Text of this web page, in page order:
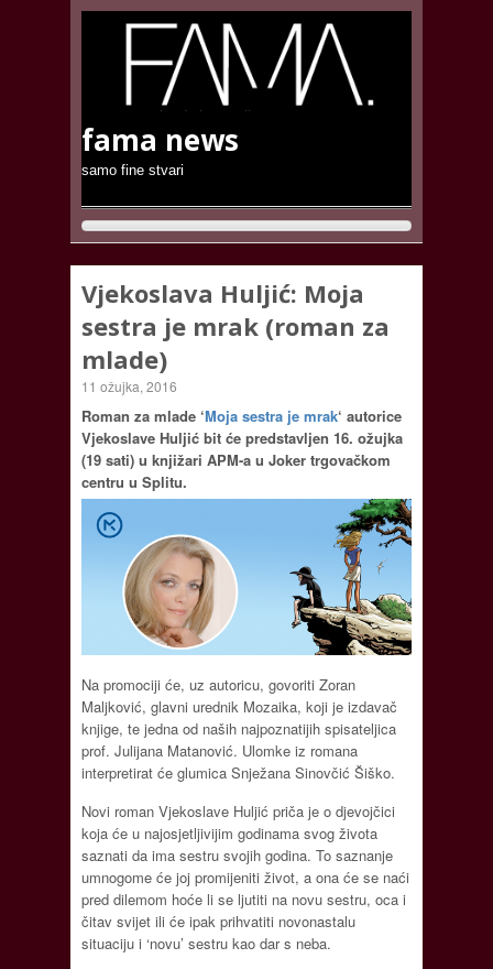
fama news
samo fine stvari
Vjekoslava Huljić: Moja
sestra je mrak (roman za
mlade)
11 ožujka, 2016
Roman za mlade ‘Moja sestra je mrak‘ autorice
Vjekoslave Huljić bit će predstavljen 16. ožujka
(19 sati) u knjižari APM-a u Joker trgovačkom
centru u Splitu.
Na promociji će, uz autoricu, govoriti Zoran
Maljković, glavni urednik Mozaika, koji je izdavač
knjige, te jedna od naših najpoznatijih spisateljica
prof. Julijana Matanović. Ulomke iz romana
interpretirat će glumica Snježana Sinovčić Šiško.
Novi roman Vjekoslave Huljić priča je o djevojčici
koja će u najosjetljivijim godinama svog života
saznati da ima sestru svojih godina. To saznanje
umnogome će joj promijeniti život, a ona će se naći
pred dilemom hoće li se ljutiti na novu sestru, oca i
čitav svijet ili će ipak prihvatiti novonastalu
situaciju i ‘novu’ sestru kao dar s neba.